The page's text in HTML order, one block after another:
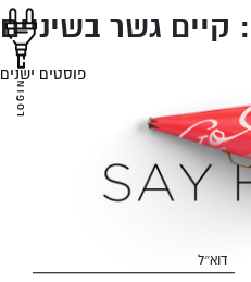
LOGIN
קיים גשר בשיניים
פוסטים ישנים
דוא״ל